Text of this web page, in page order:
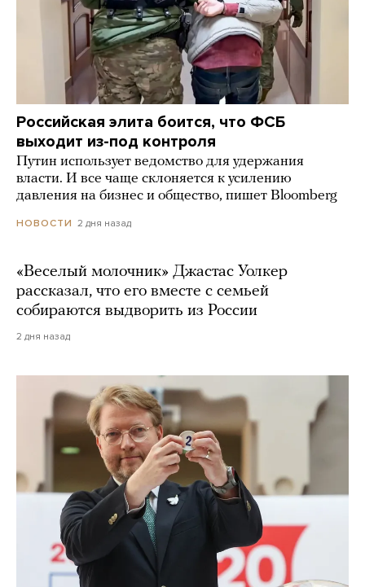
Российская элита боится, что ФСБ
выходит из-под контроля
Путин использует ведомство для удержания
власти. И все чаще склоняется к усилению
давления на бизнес и общество, пишет Bloomberg
НОВОСТИ 2 дня назад
«Веселый молочник» Джастас Уолкер
рассказал, что его вместе с семьей
собираются выдворить из России
2 дня назад